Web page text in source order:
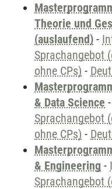
Theorie und
(auslaufend) -
Sprachangebot
ohne CPs) -
& Data Science -
Sprachangebot
ohne CPs) -
& Engineering -
Sprachangebot